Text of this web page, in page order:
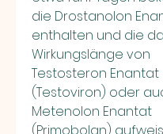
die Drostanolon
enthalten und die
Wirkungslänge von
Testosteron Enantat
(Testoviron) oder
Metenolon Enantat